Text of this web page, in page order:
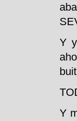
Y
Y